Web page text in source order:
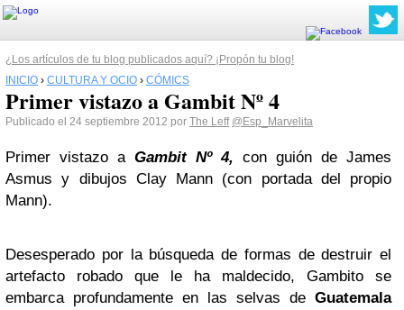
¿Los artículos de tu blog publicados aquí? ¡Propón tu blog!
INICIO › CULTURA Y OCIO › CÓMICS
Primer vistazo a Gambit Nº 4
Publicado el 24 septiembre 2012 por The Leff @Esp_Marvelita
Primer vistazo a Gambit Nº 4, con guión de James
Asmus y dibujos Clay Mann (con portada del propio
Mann).
Desesperado por la búsqueda de formas de destruir el
artefacto robado que le ha maldecido, Gambito se
embarca profundamente en las selvas de Guatemala